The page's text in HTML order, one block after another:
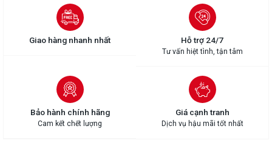
Giao hàng nhanh nhất Hỗ trợ 24/7
Tư vấn hiệt tình, tận tâm
Bảo hành chính hãng
Cam kết chết lượng
Giá cạnh tranh
Dịch vụ hậu mãi tốt nhất